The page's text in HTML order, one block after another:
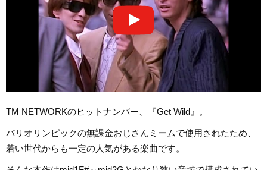
TM NETWORKのヒットナンバー、『Get Wild』。
パリオリンピックの無課金おじさんミームで使用されたため、
若い世代からも一定の人気がある楽曲です。